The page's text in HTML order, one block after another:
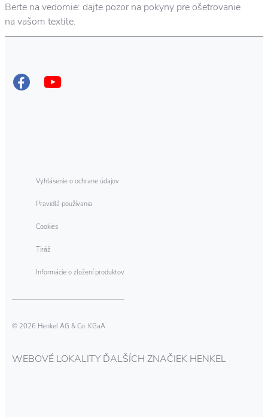
Berte na vedomie: dajte pozor na pokyny pre ošetrovanie
na vašom textile.
Vyhlásenie o ochrane údajov
Pravidlá používania
Cookies
Tiráž
Informácie o zložení produktov
© 2026 Henkel AG & Co. KGaA
WEBOVÉ LOKALITY ĎALŠÍCH ZNAČIEK HENKEL